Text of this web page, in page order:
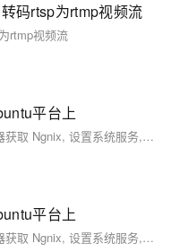
码rtsp为rtmp视频流
rtmp视频流
平台上
以上步骤涵盖了基本流程：从软件包管理器获取 Ngnix, 设置系统服务, 调整UFW规则, 创建并激活服务器块(也称作虚拟主机), 并进行了初步优化与加固措施。这些操作都是建立在命令行界面上，并假设用户具有必要权限(通常是root用户)来执行这些命令。每个操作都有其特定原因：例如，设置开机启动确保了即使重启后也能自动运行 Ngnix；而编辑server block则定义了如何处理进入特定域名请求等等。
平台上
以上步骤涵盖了基本流程：从软件包管理器获取 Ngnix, 设置系统服务, 调整UFW规则, 创建并激活服务器块(也称作虚拟主机), 并进行了初步优化与加固措施。这些操作都是建立在命令行界面上，并假设用户具有必要权限(通常是root用户)来执行这些命令。每个操作都有其特定原因：例如，设置开机启动确保了即使重启后也能自动运行 Ngnix；而编辑server block则定义了如何处理进入特定域名请求等等。